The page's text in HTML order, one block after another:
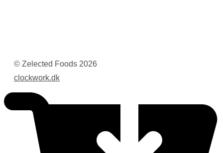
© Zelected Foods 2026
clockwork.dk